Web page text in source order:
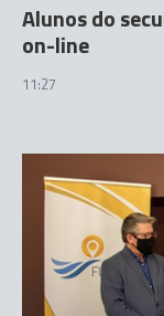
Alunos do
on-line
11:27